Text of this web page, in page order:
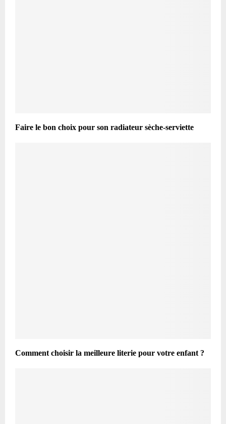
Faire le bon choix pour son radiateur sèche-serviette
Comment choisir la meilleure literie pour votre enfant ?